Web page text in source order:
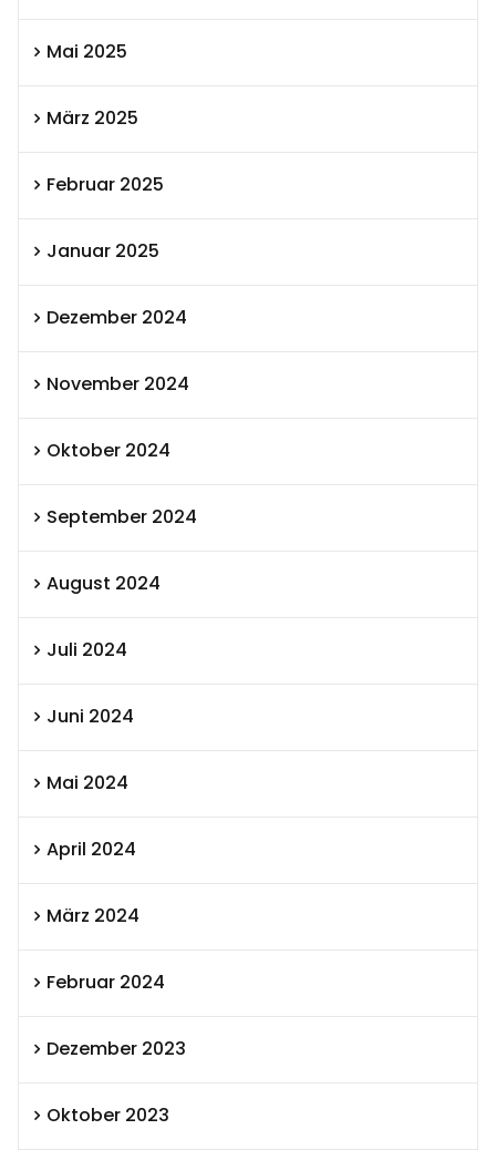
Mai 2025
März 2025
Februar 2025
Januar 2025
Dezember 2024
November 2024
Oktober 2024
September 2024
August 2024
Juli 2024
Juni 2024
Mai 2024
April 2024
März 2024
Februar 2024
Dezember 2023
Oktober 2023